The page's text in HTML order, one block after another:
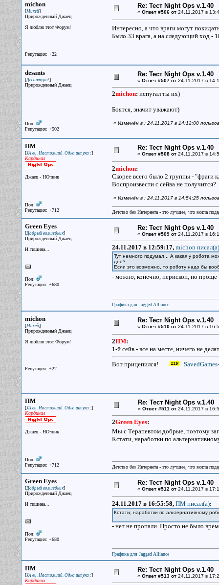
michon
[Михей]
Прирожденный Джаец
Я люблю этот Форум!
Репутация: +22
Re: Тест Night Ops v.1.40
« Ответ #506 от24.11.2017 в
Интересно, а что враги могут
Было 33 врага, а на следующий ход -
desants
[Десантура!]
Прирожденный Джаец
Пол:
Репутация: +502
Re: Тест Night Ops v.1.40
« Ответ #507 от24.11.2017 в
2michon: испугал ты их)
Боятся, значит уважают)
« Изменён в : 24.11.2017 в 14:12:00
ПМ
[JA'ец. Настоящий. Одна штука :]
Кардинал
Джаец - НОчник
Пол:
Репутация: +712
Re: Тест Night Ops v.1.40
« Ответ #508 от24.11.2017 в
2michon:
Скорее всего было 2 группы - "фраги
Воспроизвести с сейва не получится?
« Изменён в : 24.11.2017 в 14:54:25
Детство без Интернета - это лучшее, что могла
Green Eyes
[Добрый волшебник]
Прирожденный Джаец
И тишина...
Пол:
Репутация: +680
Re: Тест Night Ops v.1.40
« Ответ #509 от24.11.2017 в
24.11.2017 в 12:59:17, michon писал(a)
Тут немного подумал... А какая у робота
дно?
Если это возможно, то роботу надо бы
- можно, конечно, перископ, но
Графика для Jagged Alliance
michon
[Михей]
Прирожденный Джаец
Я люблю этот Форум!
Репутация: +22
Re: Тест Night Ops v.1.40
« Ответ #510 от24.11.2017 в
2ПМ:
1-й сейв - все на месте, ничего не
Вот прицепился!
ПМ
[JA'ец. Настоящий. Одна штука :]
Кардинал
Джаец - НОчник
Пол:
Репутация: +712
Re: Тест Night Ops v.1.40
« Ответ #511 от24.11.2017 в
2Green Eyes:
Мы с Терапевтом добрые, поэтому
Кстати, наработки по
Детство без Интернета - это лучшее, что могла
Green Eyes
[Добрый волшебник]
Прирожденный Джаец
И тишина...
Пол:
Репутация: +680
Re: Тест Night Ops v.1.40
« Ответ #512 от24.11.2017 в
24.11.2017 в 16:55:58, ПМ писал(a):
Кстати, наработки по альтернативному
- нет не пропали. Просто не было
Графика для Jagged Alliance
ПМ
[JA'ец. Настоящий. Одна штука :]
Кардинал
Re: Тест Night Ops v.1.40
« Ответ #513 от24.11.2017 в